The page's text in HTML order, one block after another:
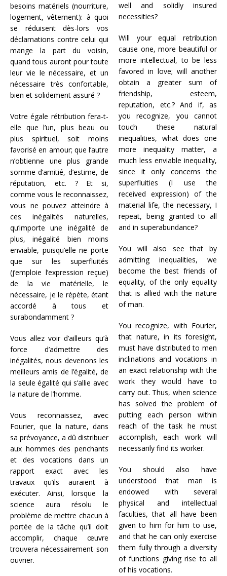
besoins matériels (nourriture,
logement, vêtement): à quoi
se réduisent dès-lors vos
déclamations contre celui qui
mange la part du voisin,
quand tous auront pour toute
leur vie le nécessaire, et un
nécessaire très confortable,
bien et solidement assuré ?
Votre égale rétribution fera-t-
elle que l’un, plus beau ou
plus spirituel, soit moins
favorisé en amour; que l’autre
n’obtienne une plus grande
somme d’amitié, d’estime, de
réputation, etc. ? Et si,
comme vous le reconnaissez,
vous ne pouvez atteindre à
ces inégalités naturelles,
qu’importe une inégalité de
plus, inégalité bien moins
enviable, puisqu’elle ne porte
que sur les superfluités
(j’emploie l’expression reçue)
de la vie matérielle, le
nécessaire, je le répète, étant
accordé à tous et
surabondamment ?
Vous allez voir d’ailleurs qu’à
force d’admettre des
inégalités, nous devenons les
meilleurs amis de l’égalité, de
la seule égalité qui s’allie avec
la nature de l’homme.
Vous reconnaissez, avec
Fourier, que la nature, dans
sa prévoyance, a dû distribuer
aux hommes des penchants
et des vocations dans un
rapport exact avec les
travaux qu’ils auraient à
exécuter. Ainsi, lorsque la
science aura résolu le
problème de mettre chacun à
portée de la tâche qu’il doit
accomplir, chaque œuvre
trouvera nécessairement son
ouvrier.
well and solidly insured
necessities?
Will your equal retribution
cause one, more beautiful or
more intellectual, to be less
favored in love; will another
obtain a greater sum of
friendship, esteem,
reputation, etc.? And if, as
you recognize, you cannot
touch these natural
inequalities, what does one
more inequality matter, a
much less enviable inequality,
since it only concerns the
superfluities (I use the
received expression) of the
material life, the necessary, I
repeat, being granted to all
and in superabundance?
You will also see that by
admitting inequalities, we
become the best friends of
equality, of the only equality
that is allied with the nature
of man.
You recognize, with Fourier,
that nature, in its foresight,
must have distributed to men
inclinations and vocations in
an exact relationship with the
work they would have to
carry out. Thus, when science
has solved the problem of
putting each person within
reach of the task he must
accomplish, each work will
necessarily find its worker.
You should also have
understood that man is
endowed with several
physical and intellectual
faculties, that all have been
given to him for him to use,
and that he can only exercise
them fully through a diversity
of functions giving rise to all
of his vocations.